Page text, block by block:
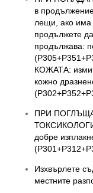
в
лещи, ако има
продължете
продължава:
КОЖАТА:
кожно
ПРИ
добре
Изхвърлете
местните